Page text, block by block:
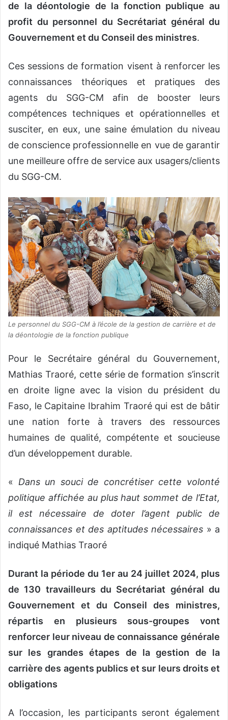
de la déontologie de la fonction publique au
profit du personnel du Secrétariat général du
Gouvernement et du Conseil des ministres.
Ces sessions de formation visent à renforcer les
connaissances théoriques et pratiques des
agents du SGG-CM afin de booster leurs
compétences techniques et opérationnelles et
susciter, en eux, une saine émulation du niveau
de conscience professionnelle en vue de garantir
une meilleure offre de service aux usagers/clients
du SGG-CM.
Le personnel du SGG-CM à l’école de la gestion de carrière et de
la déontologie de la fonction publique
Pour le Secrétaire général du Gouvernement,
Mathias Traoré, cette série de formation s’inscrit
en droite ligne avec la vision du président du
Faso, le Capitaine Ibrahim Traoré qui est de bâtir
une nation forte à travers des ressources
humaines de qualité, compétente et soucieuse
d’un développement durable.
« Dans un souci de concrétiser cette volonté
politique affichée au plus haut sommet de l’Etat,
il est nécessaire de doter l’agent public de
connaissances et des aptitudes nécessaires » a
indiqué Mathias Traoré
Durant la période du 1er au 24 juillet 2024, plus
de 130 travailleurs du Secrétariat général du
Gouvernement et du Conseil des ministres,
répartis en plusieurs sous-groupes vont
renforcer leur niveau de connaissance générale
sur les grandes étapes de la gestion de la
carrière des agents publics et sur leurs droits et
obligations
A l’occasion, les participants seront également